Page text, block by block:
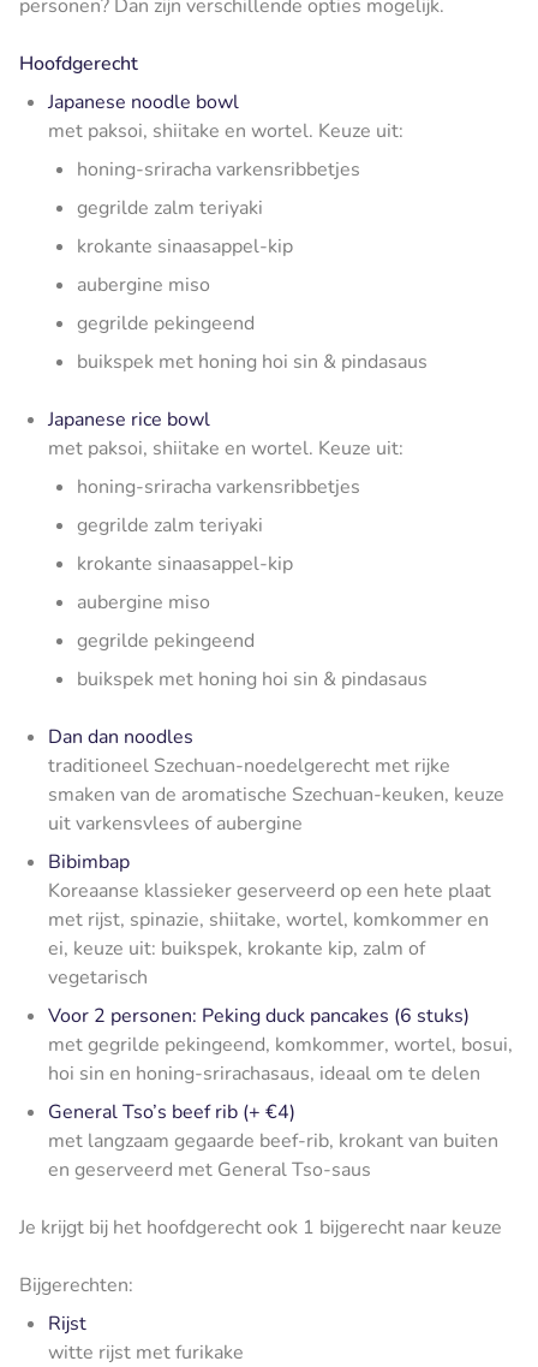
personen? Dan zijn verschillende opties mogelijk.
Hoofdgerecht
Japanese noodle bowl
met paksoi, shiitake en wortel. Keuze uit:
honing-sriracha varkensribbetjes
gegrilde zalm teriyaki
krokante sinaasappel-kip
aubergine miso
gegrilde pekingeend
buikspek met honing hoi sin & pindasaus
Japanese rice bowl
met paksoi, shiitake en wortel. Keuze uit:
honing-sriracha varkensribbetjes
gegrilde zalm teriyaki
krokante sinaasappel-kip
aubergine miso
gegrilde pekingeend
buikspek met honing hoi sin & pindasaus
Dan dan noodles
traditioneel Szechuan-noedelgerecht met rijke
smaken van de aromatische Szechuan-keuken, keuze
uit varkensvlees of aubergine
Bibimbap
Koreaanse klassieker geserveerd op een hete plaat
met rijst, spinazie, shiitake, wortel, komkommer en
ei, keuze uit: buikspek, krokante kip, zalm of
vegetarisch
Voor 2 personen: Peking duck pancakes (6 stuks)
met gegrilde pekingeend, komkommer, wortel, bosui,
hoi sin en honing-srirachasaus, ideaal om te delen
General Tso’s beef rib (+ €4)
met langzaam gegaarde beef-rib, krokant van buiten
en geserveerd met General Tso-saus
Je krijgt bij het hoofdgerecht ook 1 bijgerecht naar keuze
Bijgerechten:
Rijst
witte rijst met furikake